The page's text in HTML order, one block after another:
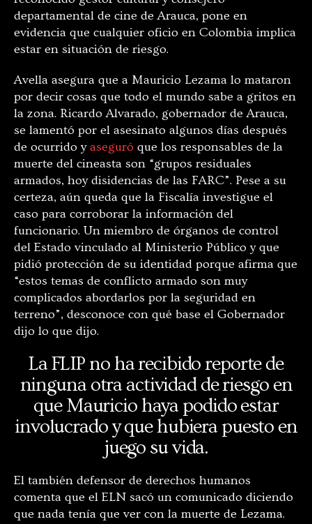
departamental de cine de Arauca, pone en
evidencia que cualquier oficio en Colombia implica
estar en situación de riesgo.
Avella asegura que a Mauricio Lezama lo mataron
por decir cosas que todo el mundo sabe a gritos en
la zona. Ricardo Alvarado, gobernador de Arauca,
se lamentó por el asesinato algunos días después
de ocurrido yaseguró que los responsables de la
muerte del cineasta son “grupos residuales
armados, hoy disidencias de las FARC”. Pese a su
certeza, aún queda que la Fiscalía investigue el
caso para corroborar la información del
funcionario. Un miembro de órganos de control
del Estado vinculado al Ministerio Público y que
pidió protección de su identidad porque afirma que
“estos temas de conflicto armado son muy
complicados abordarlos por la seguridad en
terreno”, desconoce con qué base el Gobernador
dijo lo que dijo.
La FLIP no ha recibido reporte de
ninguna otra actividad de riesgo en
que Mauricio haya podido estar
involucrado y que hubiera puesto en
juego su vida.
El también defensor de derechos humanos
comenta que el ELN sacó un comunicado diciendo
que nada tenía que ver con la muerte de Lezama.